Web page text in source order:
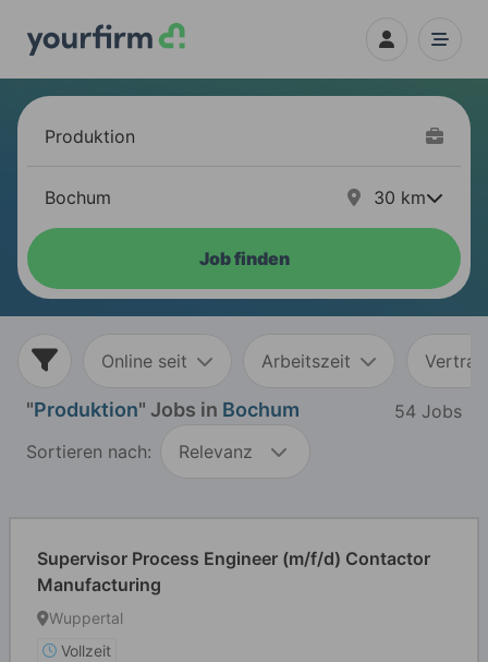
30 km
Job finden
Online seit Arbeitszeit
"Produktion" Jobs in Bochum
54 Jobs
Sortieren nach:
Relevanz
Supervisor Process Engineer (m/f/d) Contactor
Manufacturing
Wuppertal
Vollzeit